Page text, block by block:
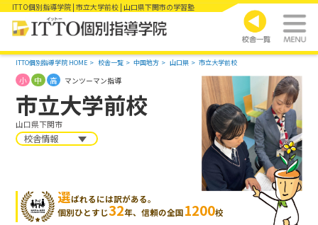
ITTO個別指導学院 | 市立大学前校 | 山口県下関市の学習塾
ITTO個別指導学院 HOME 校舎一覧 中国地方 山口県 市立大学前校
市立大学前校
山口県下関市
小 中 高 マンツーマン指導
校舎情報
選ばれるには訳がある。
個別ひとすじ32年、信頼の全国1200校